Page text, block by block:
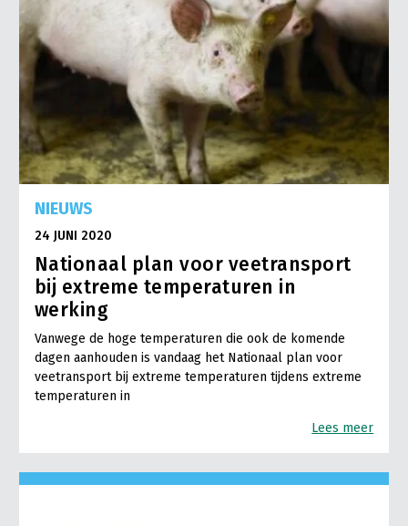
NIEUWS
24 JUNI 2020
Nationaal plan voor veetransport
bij extreme temperaturen in
werking
Vanwege de hoge temperaturen die ook de komende
dagen aanhouden is vandaag het Nationaal plan voor
veetransport bij extreme temperaturen tijdens extreme
temperaturen in
Lees meer